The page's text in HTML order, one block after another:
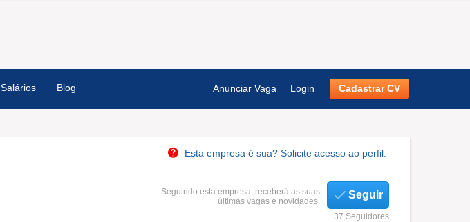
Salários Blog Anunciar Vaga Login Cadastrar CV
Esta empresa é sua? Solicite acesso ao perfil.
Seguindo esta empresa, receberá as suas
últimas vagas e novidades.
Seguir
37 Seguidores